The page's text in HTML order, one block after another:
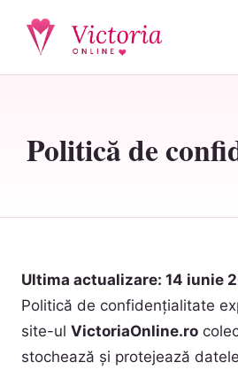
Politică de
Ultima actualizare: 14 iunie
Politică de confidențialitate
site-ul VictoriaOnline.ro
stochează și protejează